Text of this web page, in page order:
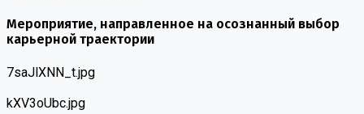
Мероприятие, направленное на осознанный выбор
карьерной траектории
7saJlXNN_t.jpg
kXV3oUbc.jpg